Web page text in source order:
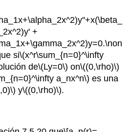
+
si\(x^r\sum_{n=0}^\infty
de\(Ly=0\) on\((0,\rho)\)
a_nx^n\) es una
y\((0,\rho)\).